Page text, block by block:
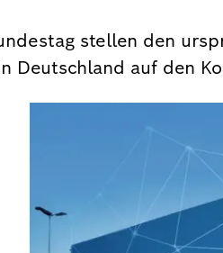
stellen den
Deutschland auf den